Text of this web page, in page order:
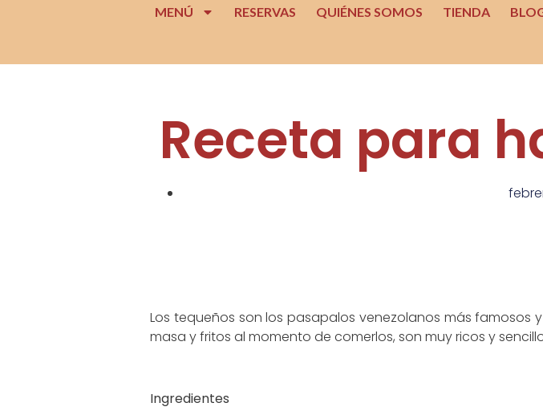
MENÚ RESERVAS QUIÉNES SOMOS TIENDA
Receta para
Los tequeños son los pasapalos venezolanos más
masa y fritos al momento de comerlos, son muy ricos y
Ingredientes